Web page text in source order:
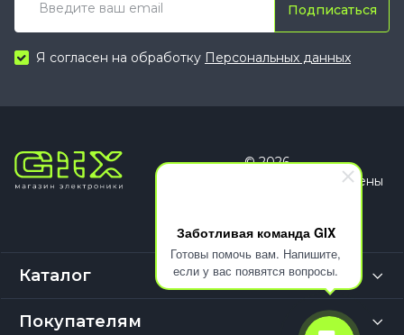
Заботливая команда GIX
Готовы помочь вам. Напишите,
если у вас появятся вопросы.
Подписаться
Я согласен на обработку Персональных данных
© 2026
Все права защищены
Каталог
Покупателям